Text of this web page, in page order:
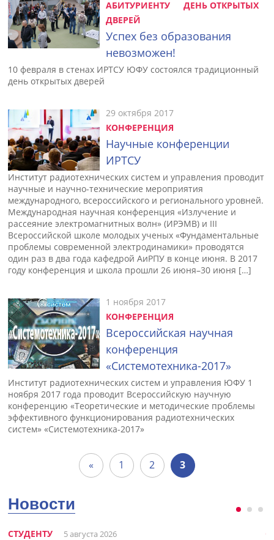
АБИТУРИЕНТУ
ДЕНЬ ОТКРЫТЫХ
ДВЕРЕЙ
Успех без образования
невозможен!
10 февраля в стенах ИРТСУ ЮФУ состоялся традиционный
день открытых дверей
29 октября 2017
КОНФЕРЕНЦИЯ
Научные конференции
ИРТСУ
Институт радиотехнических систем и управления проводит
научные и научно-технические мероприятия
международного, всероссийского и регионального уровней.
Международная научная конференция «Излучение и
рассеяние электромагнитных волн» (ИРЭМВ) и III
Всероссийской школе молодых ученых «Фундаментальные
проблемы современной электродинамики» проводятся
один раз в два года кафедрой АиРПУ в конце июня. В 2017
году конференция и школа прошли 26 июня–30 июня […]
1 ноября 2017
КОНФЕРЕНЦИЯ
Всероссийская научная
конференция
«Системотехника-2017»
Институт радиотехнических систем и управления ЮФУ 1
ноября 2017 года проводит Всероссийскую научную
конференцию «Теоретические и методические проблемы
эффективного функционирования радиотехнических
систем» «Системотехника-2017»
« 1 2 3
Новости
СТУДЕНТУ 5 августа 2026